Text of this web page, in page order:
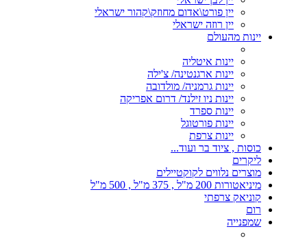
יין פורט\אדום מחוזק\קהור ישראלי
יין רוזה ישראלי
יינות מהעולם
יינות איטליה
יינות ארגנטינה/ צ'ילה
יינות גרמניה/ מולדובה
יינות ניו זילנד/ דרום אפריקה
יינות ספרד
יינות פורטוגל
יינות צרפת
כוסות , ציוד בר ועוד...
ליקרים
מוצרים נלווים לקוקטיילים
מיניאטורות 200 מ"ל , 375 מ"ל , 500 מ"ל
קוניאק צרפתי
רום
שמפנייה